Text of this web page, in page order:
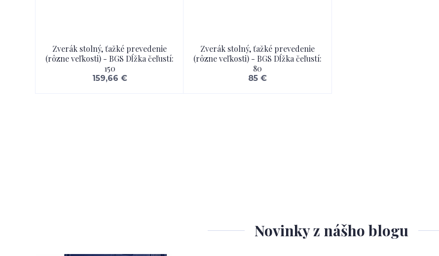
Zverák stolný, ťažké prevedenie
(rôzne veľkosti) - BGS Dĺžka čeľustí:
150
159,66 €
Zverák stolný, ťažké prevedenie
(rôzne veľkosti) - BGS Dĺžka čeľustí:
80
85 €
Novinky z nášho blogu